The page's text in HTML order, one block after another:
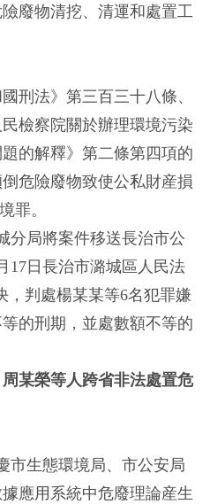
廢物清挖、清運和處置工
法》第三百三十八條、
檢察院關於辦理環境污染
的解釋》第二條第四項的
危險廢物致使公私財産損
罪。
局將案件移送長治市公
17日長治市潞城區人民法
，判處楊某某等6名犯罪嫌
的刑期，並處數額不等的
某榮等人跨省非法處置危
生態環境局、市公安局
應用系統中危廢理論産生